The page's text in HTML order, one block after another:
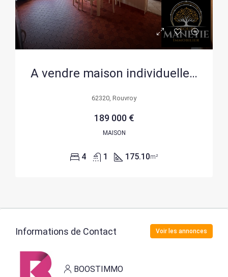
A vendre maison individuelle semi plain-pied à Rouvroy, 170m²
62320, Rouvroy
189 000 €
MAISON
4 1 175.10m²
Informations de Contact Voir les annonces
BOOSTIMMO